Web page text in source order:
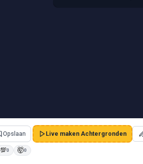
Opslaan Live maken Achtergronden
💯0 🤯0